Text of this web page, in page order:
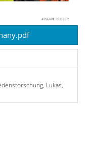
Lukas,